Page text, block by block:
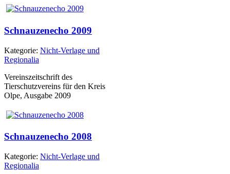
Schnauzenecho 2009
Kategorie: Nicht-Verlage und
Regionalia
Vereinszeitschrift des
Tierschutzvereins für den Kreis
Olpe, Ausgabe 2009
Schnauzenecho 2008
Kategorie: Nicht-Verlage und
Regionalia